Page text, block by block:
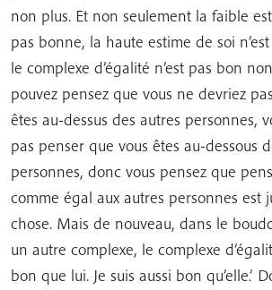
non plus. Et non seulement la faible
pas bonne, la haute estime de soi
le complexe d’égalité n’est pas bon
pouvez pensez que vous ne devriez
êtes au-dessus des autres personnes,
pas penser que vous êtes au-dessous
personnes, donc vous pensez que
comme égal aux autres personnes est
chose. Mais de nouveau, dans le
un autre complexe, le complexe
bon que lui. Je suis aussi bon qu’elle.’